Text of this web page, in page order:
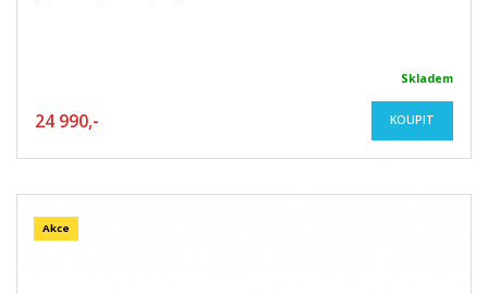
Skladem
24 990,- KOUPIT
Akce